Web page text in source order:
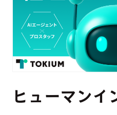
ヒューマンイ